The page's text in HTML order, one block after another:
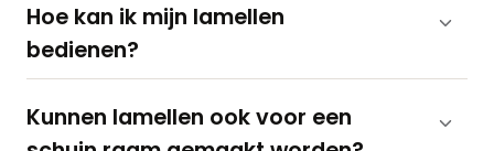
Hoe kan ik mijn lamellen
bedienen?
Kunnen lamellen ook voor een